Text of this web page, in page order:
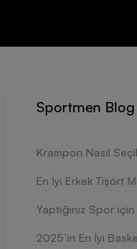
Sportmen Blog
En İyi Erkek Tişört
Yaptığınız Spor
2025’in En İyi